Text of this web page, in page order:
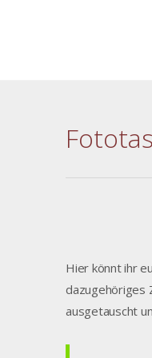
Hier könnt ihr
dazugehöriges
ausgetauscht